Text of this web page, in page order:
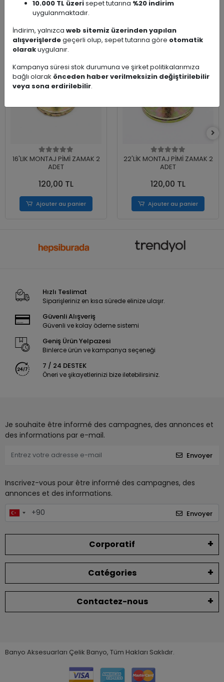
Benzer Ürünler
16'LIK MONTAJ PİMİ ZAMAK 2
ADET
120,00 TL
Ajouter au panier
22'LİK MONTAJ PİMİ ZAMAK 2
ADET
120,00 TL
Ajouter au panier
Hızlı Teslimat
Siparişleriniz en kısa sürede elinize ulaşır.
Güvenli Alışveriş
Güvenli ve kolay ödeme sistemi
Geniş Ürün Yelpazesi
Binlerce ürün ve kampanya seçeneği
7 / 24 DESTEK
Öneri ve şikayetlerinizi bize iletebilirsiniz.
Je souhaite être informé des campagnes, des annonces et
des informations par e-mail.
Envoyer
Inscrivez-vous pour être informé des campagnes, des
annonces et des informations.
Envoyer
Corporatif
Catégories
Contactez-nous
Banyo Aksesuarları Çelik Banyo, Tüm Hakları Saklıdır.
10.000 TL üzerisepet tutarına %20 indirim
uygulanmaktadır.
İndirim, yalnızca web sitemiz üzerinden yapılan
alışverişlerdegeçerli olup, sepet tutarına göre otomatik
olarakuygulanır.
Kampanya süresi stok durumuna ve şirket politikalarımıza
bağlı olarak önceden haber verilmeksizin değiştirilebilir
veya sona erdirilebilir.